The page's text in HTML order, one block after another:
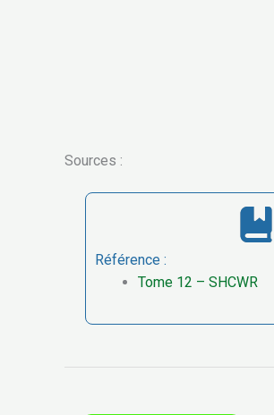
Sources :
Référence :
Tome 12 – SHCWR